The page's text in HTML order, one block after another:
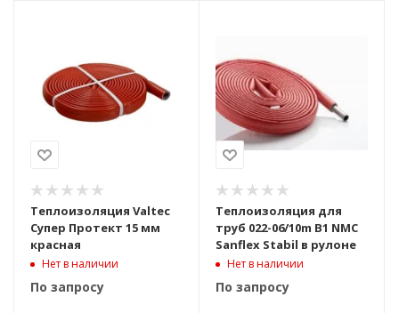
Теплоизоляция Valtec
Супер Протект 15 мм
красная
Нет в наличии
По запросу
Теплоизоляция для
труб 022-06/10m B1 NMC
Sanflex Stabil в рулоне
Нет в наличии
По запросу